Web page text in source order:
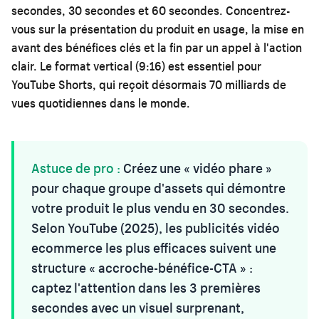
secondes, 30 secondes et 60 secondes. Concentrez-
vous sur la présentation du produit en usage, la mise en
avant des bénéfices clés et la fin par un appel à l'action
clair. Le format vertical (9:16) est essentiel pour
YouTube Shorts, qui reçoit désormais 70 milliards de
vues quotidiennes dans le monde.
Astuce de pro : Créez une « vidéo phare »
pour chaque groupe d'assets qui démontre
votre produit le plus vendu en 30 secondes.
Selon YouTube (2025), les publicités vidéo
ecommerce les plus efficaces suivent une
structure « accroche-bénéfice-CTA » :
captez l'attention dans les 3 premières
secondes avec un visuel surprenant,